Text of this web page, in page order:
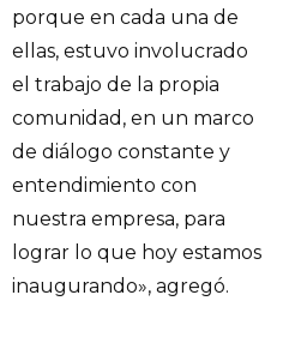
porque en cada una de
ellas, estuvo involucrado
el trabajo de la propia
comunidad, en un marco
de diálogo constante y
entendimiento con
nuestra empresa, para
lograr lo que hoy estamos
inaugurando», agregó.